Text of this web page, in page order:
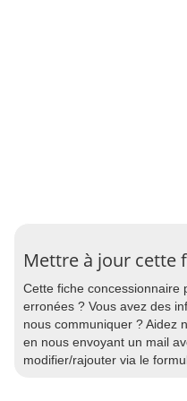
Mettre à jour cette
Cette fiche concessionnaire
erronées ? Vous avez des
nous communiquer ? Aidez
en nous envoyant un mail
modifier/rajouter via le